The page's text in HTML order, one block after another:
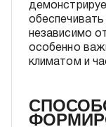
независимо
особенно
климатом и